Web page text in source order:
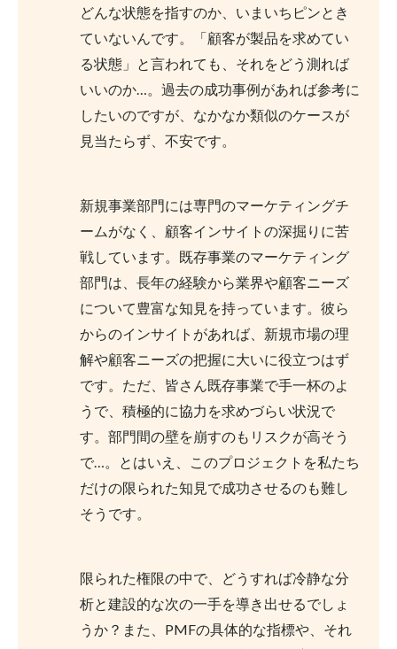
どんな状態を指すのか、いまいちピンとき
ていないんです。「顧客が製品を求めてい
る状態」と言われても、それをどう測れば
いいのか…。過去の成功事例があれば参考に
したいのですが、なかなか類似のケースが
見当たらず、不安です。
新規事業部門には専門のマーケティングチ
ームがなく、顧客インサイトの深掘りに苦
戦しています。既存事業のマーケティング
部門は、長年の経験から業界や顧客ニーズ
について豊富な知見を持っています。彼ら
からのインサイトがあれば、新規市場の理
解や顧客ニーズの把握に大いに役立つはず
です。ただ、皆さん既存事業で手一杯のよ
うで、積極的に協力を求めづらい状況で
す。部門間の壁を崩すのもリスクが高そう
で…。とはいえ、このプロジェクトを私たち
だけの限られた知見で成功させるのも難し
そうです。
限られた権限の中で、どうすれば冷静な分
析と建設的な次の一手を導き出せるでしょ
うか？また、PMFの具体的な指標や、それ